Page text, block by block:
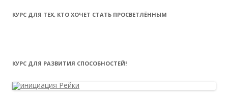
КУРС ДЛЯ ТЕХ, КТО ХОЧЕТ СТАТЬ ПРОСВЕТЛЁННЫМ
КУРС ДЛЯ РАЗВИТИЯ СПОСОБНОСТЕЙ!